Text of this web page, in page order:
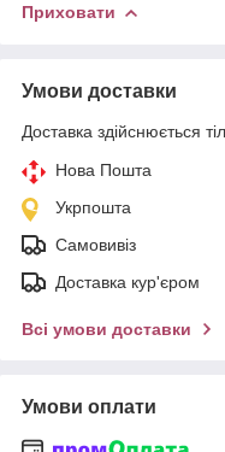
Приховати
Умови доставки
Доставка здійснюється
Нова Пошта
Укрпошта
Самовивіз
Доставка кур'єром
Всі умови доставки
Умови оплати